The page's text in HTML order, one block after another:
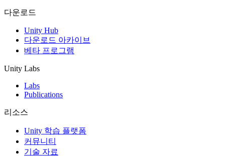
멀티플레이어 게임
멀티플레이어 게임 개발을 간소화하세요.
다운로드
Unity Hub
다운로드 아카이브
베타 프로그램
Unity Labs
Labs
Publications
리소스
Unity 학습 플랫폼
커뮤니티
기술 자료